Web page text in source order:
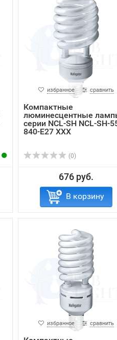
избранное сравнить
Компактные
люминесцентные
серии NCL-SH NCL-SH-
840-E27 ХХХ
(0)
676 руб.
В корзину
избранное сравнить